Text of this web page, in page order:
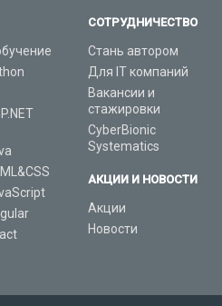
СОТРУДНИЧЕСТВО
Стань автором
Для IT компаний
Вакансии и
стажировки
CyberBionic
Systematics
АКЦИИ И НОВОСТИ
Акции
Новости